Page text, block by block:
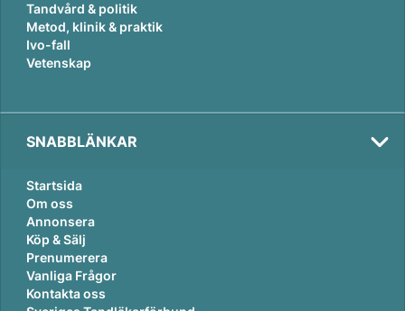
Tandvård & politik
Metod, klinik & praktik
Ivo-fall
Vetenskap
SNABBLÄNKAR
Startsida
Om oss
Annonsera
Köp & Sälj
Prenumerera
Vanliga Frågor
Kontakta oss